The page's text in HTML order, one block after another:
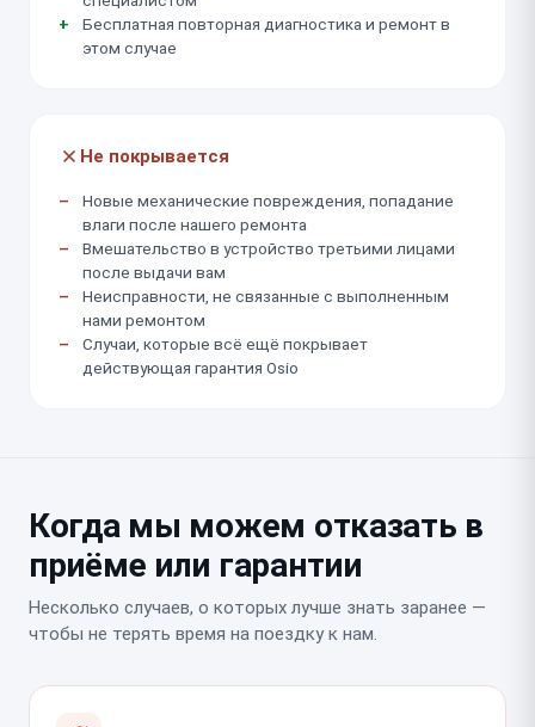
Бесплатная повторная диагностика и ремонт в
этом случае
Не покрывается
Новые механические повреждения, попадание
влаги после нашего ремонта
Вмешательство в устройство третьими лицами
после выдачи вам
Неисправности, не связанные с выполненным
нами ремонтом
Случаи, которые всё ещё покрывает
действующая гарантия Osio
Когда мы можем отказать в
приёме или гарантии
Несколько случаев, о которых лучше знать заранее —
чтобы не терять время на поездку к нам.